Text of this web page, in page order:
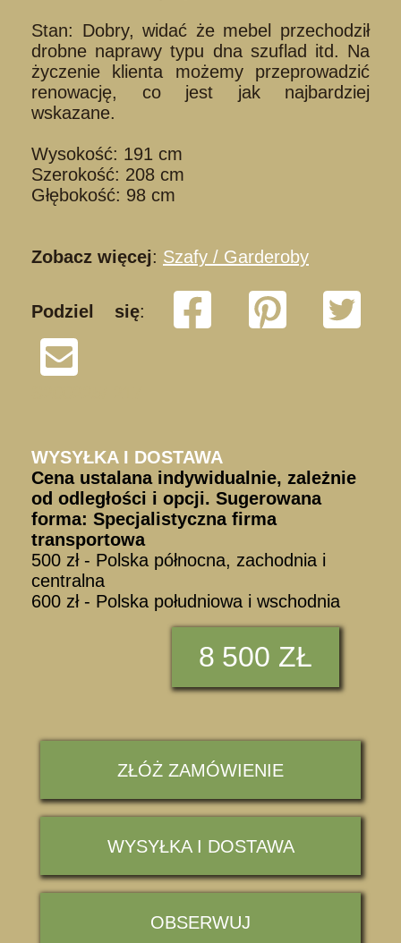
Stan: Dobry, widać że mebel przechodził
drobne naprawy typu dna szuflad itd. Na
życzenie klienta możemy przeprowadzić
renowację, co jest jak najbardziej
wskazane.
Wysokość: 191 cm
Szerokość: 208 cm
Głębokość: 98 cm
Zobacz więcej: Szafy / Garderoby
Podziel się:
WYSYŁKA I DOSTAWA
Cena ustalana indywidualnie, zależnie
od odległości i opcji. Sugerowana
forma: Specjalistyczna firma
transportowa
500 zł - Polska północna, zachodnia i
centralna
600 zł - Polska południowa i wschodnia
8 500 ZŁ
ZŁÓŻ ZAMÓWIENIE
WYSYŁKA I DOSTAWA
OBSERWUJ